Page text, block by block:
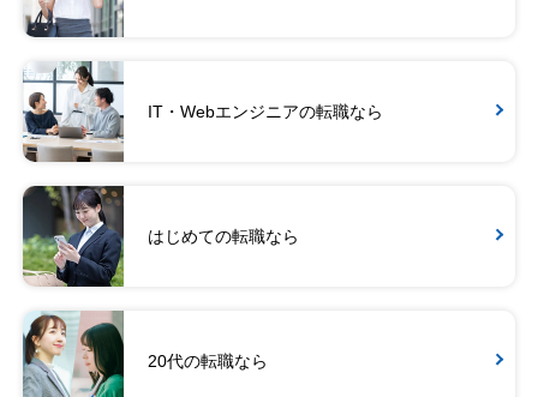
IT・Webエンジニアの転職なら
はじめての転職なら
20代の転職なら